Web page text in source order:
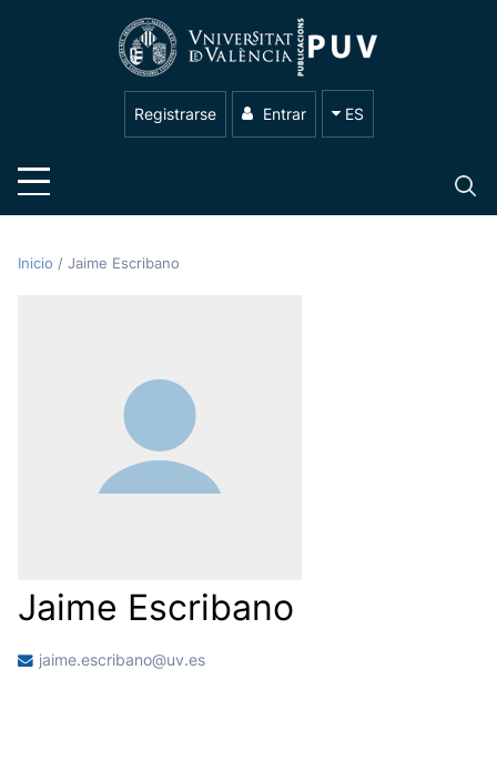
Registrarse Entrar ES
Inicio / Jaime Escribano
Jaime Escribano
jaime.escribano@uv.es